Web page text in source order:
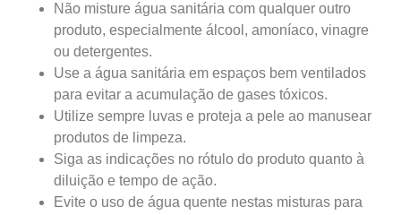
Não misture água sanitária com qualquer outro
produto, especialmente álcool, amoníaco, vinagre
ou detergentes.
Use a água sanitária em espaços bem ventilados
para evitar a acumulação de gases tóxicos.
Utilize sempre luvas e proteja a pele ao manusear
produtos de limpeza.
Siga as indicações no rótulo do produto quanto à
diluição e tempo de ação.
Evite o uso de água quente nestas misturas para